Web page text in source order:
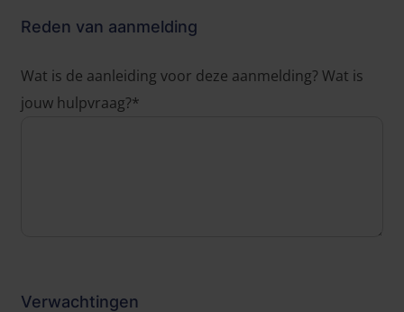
Reden van aanmelding
Wat is de aanleiding voor deze aanmelding? Wat is
jouw hulpvraag?*
Verwachtingen